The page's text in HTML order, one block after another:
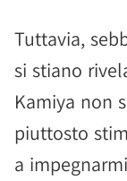
Tuttavia,
si stiano
Kamiya non
piuttosto
a